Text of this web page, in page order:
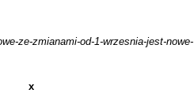
ze-zmianami-od-1-wrzesnia-jest-nowe-
x